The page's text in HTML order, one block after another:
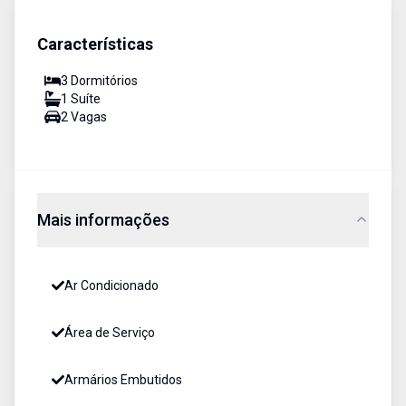
Características
3 Dormitórios
1 Suíte
2 Vagas
Mais informações
Ar Condicionado
Área de Serviço
Armários Embutidos